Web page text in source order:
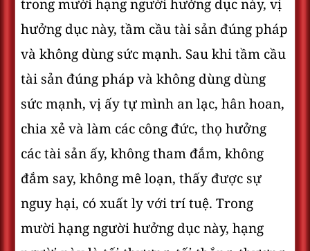
trong mười hạng người hưởng dục này, vị
hưởng dục này, tầm cầu tài sản đúng pháp
và không dùng sức mạnh. Sau khi tầm cầu
tài sản đúng pháp và không dùng dùng
sức mạnh, vị ấy tự mình an lạc, hân hoan,
chia xẻ và làm các công đức, thọ hưởng
các tài sản ấy, không tham đắm, không
đắm say, không mê loạn, thấy được sự
nguy hại, có xuất ly với trí tuệ. Trong
mười hạng người hưởng dục này, hạng